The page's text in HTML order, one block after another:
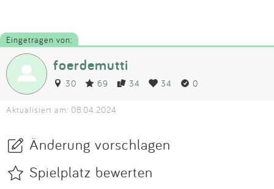
Eingetragen von:
foerdemutti
30 69 34 34 0
Aktualisiert am: 08.04.2024
Änderung vorschlagen
Spielplatz bewerten